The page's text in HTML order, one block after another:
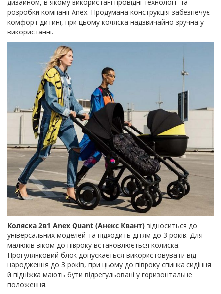
дизайном, в якому використані провідні технології та
розробки компанії Anex. Продумана конструкція забезпечує
комфорт дитині, при цьому коляска надзвичайно зручна у
використанні.
Коляска 2в1 Anex Quant (Анекс Квант) відноситься до
універсальних моделей та підходить дітям до 3 років. Для
малюків віком до півроку встановлюється колиска.
Прогулянковий блок допускається використовувати від
народження до 3 років, при цьому до півроку спинка сидіння
й підніжка мають бути відрегульовані у горизонтальне
положення.